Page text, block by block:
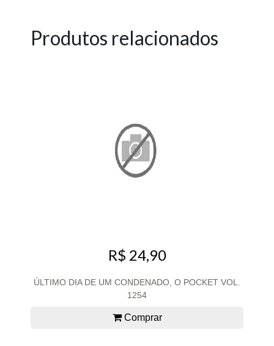
Produtos relacionados
R$ 24,90
ÚLTIMO DIA DE UM CONDENADO, O POCKET VOL.
1254
Comprar